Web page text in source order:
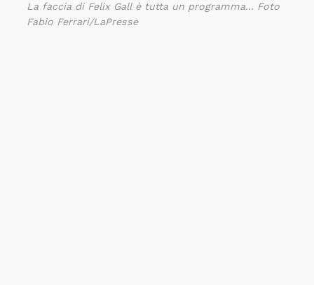
La faccia di Felix Gall è tutta un programma... Foto
Fabio Ferrari/LaPresse